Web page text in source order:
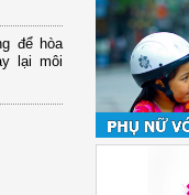
để hòa
lại môi